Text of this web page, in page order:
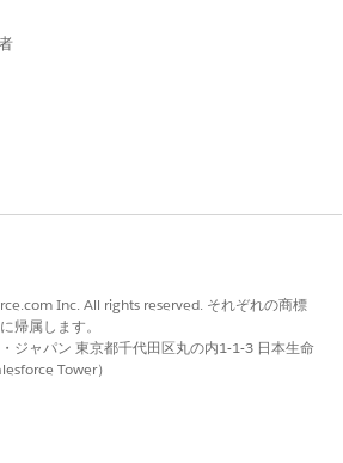
要] タブで、インタラクション概要を選択
ションメモ] で、[
Inc. All rights reserved. それぞれの商標
帰属します。
ジャパン 東京都千代田区丸の内1-1-3 日本生命
Tower）